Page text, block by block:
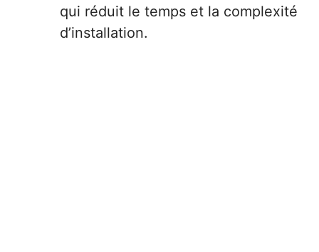
qui réduit le temps et la complexité
d’installation.